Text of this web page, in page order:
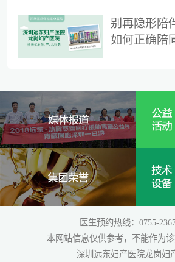
别再隐形陪
如何正确陪
医生预约热线：0755-
本网站信息仅供参考，不能作为
深圳远东妇产医院龙岗妇